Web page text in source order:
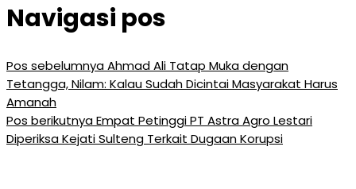
Navigasi pos
Pos sebelumnyaAhmad Ali Tatap Muka dengan
Tetangga, Nilam: Kalau Sudah Dicintai Masyarakat Harus
Amanah
Pos berikutnyaEmpat Petinggi PT Astra Agro Lestari
Diperiksa Kejati Sulteng Terkait Dugaan Korupsi